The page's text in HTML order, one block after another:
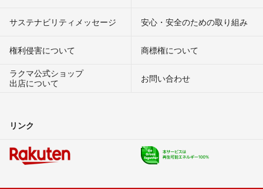
サステナビリティメッセージ 安心・安全のための取り組み
権利侵害について
商標権について
ラクマ公式ショップ
出店について
お問い合わせ
リンク